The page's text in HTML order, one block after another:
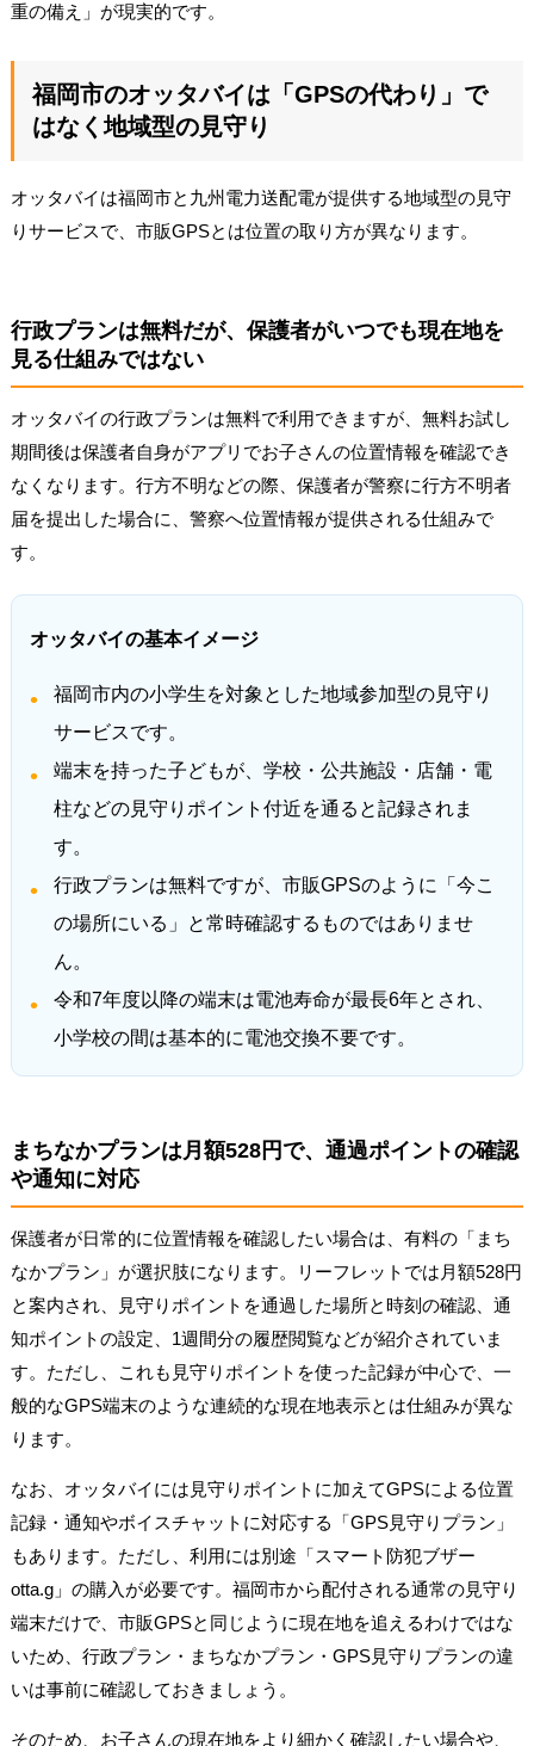
重の備え」が現実的です。
福岡市のオッタバイは「GPSの代わり」で
はなく地域型の見守り
オッタバイは福岡市と九州電力送配電が提供する地域型の見守
りサービスで、市販GPSとは位置の取り方が異なります。
行政プランは無料だが、保護者がいつでも現在地を
見る仕組みではない
オッタバイの行政プランは無料で利用できますが、無料お試し
期間後は保護者自身がアプリでお子さんの位置情報を確認でき
なくなります。行方不明などの際、保護者が警察に行方不明者
届を提出した場合に、警察へ位置情報が提供される仕組みで
す。
オッタバイの基本イメージ
福岡市内の小学生を対象とした地域参加型の見守り
サービスです。
端末を持った子どもが、学校・公共施設・店舗・電
柱などの見守りポイント付近を通ると記録されま
す。
行政プランは無料ですが、市販GPSのように「今こ
の場所にいる」と常時確認するものではありませ
ん。
令和7年度以降の端末は電池寿命が最長6年とされ、
小学校の間は基本的に電池交換不要です。
まちなかプランは月額528円で、通過ポイントの確認
や通知に対応
保護者が日常的に位置情報を確認したい場合は、有料の「まち
なかプラン」が選択肢になります。リーフレットでは月額528円
と案内され、見守りポイントを通過した場所と時刻の確認、通
知ポイントの設定、1週間分の履歴閲覧などが紹介されていま
す。ただし、これも見守りポイントを使った記録が中心で、一
般的なGPS端末のような連続的な現在地表示とは仕組みが異な
ります。
なお、オッタバイには見守りポイントに加えてGPSによる位置
記録・通知やボイスチャットに対応する「GPS見守りプラン」
もあります。ただし、利用には別途「スマート防犯ブザー
otta.g」の購入が必要です。福岡市から配付される通常の見守り
端末だけで、市販GPSと同じように現在地を追えるわけではな
いため、行政プラン・まちなかプラン・GPS見守りプランの違
いは事前に確認しておきましょう。
そのため、お子さんの現在地をより細かく確認したい場合や、